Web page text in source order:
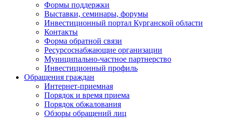
Формы поддержки
Выставки, семинары, форумы
Инвестиционный портал Курганской области
Контакты
Форма обратной связи
Ресурсоснабжающие организации
Муниципально-частное партнерство
Инвестиционный профиль
Обращения граждан
Интернет-приемная
Порядок и время приема
Порядок обжалования
Обзоры обращений лиц